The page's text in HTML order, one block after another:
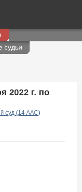
судьи
2022 г. по
суд (14 ААС)